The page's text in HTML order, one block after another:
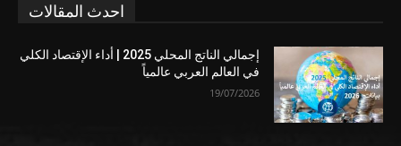
احدث المقالات
إجمالي الناتج المحلي 2025 | أداء الإقتصاد الكلي
في العالم العربي عالمياً
19/07/2026